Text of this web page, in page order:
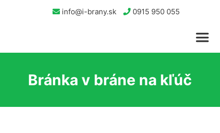
info@i-brany.sk 0915 950 055
Bránka v bráne na kľúč